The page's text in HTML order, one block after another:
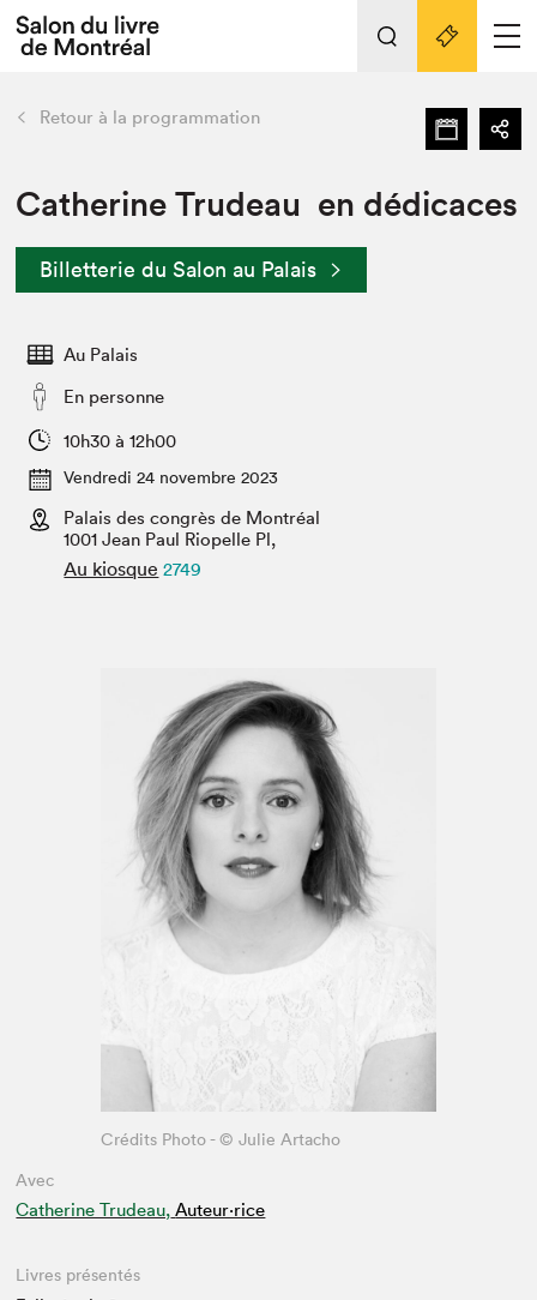
Espace exposant⋅e⋅s
Espace enseignant·e·s
Espace médias
L'événement
Préparer sa visite au Salon
Actualités
SLM PRO
retour Nos activités
Préparer sa visite
Salon dans la ville et en ligne
Projets partenaires
Liens pratiques
Retour à la programmation
Catherine Trudeau en dédicaces
Billetterie du Salon au Palais
Au Palais
En personne
10h30 à 12h00
Vendredi 24 novembre 2023
Palais des congrès de Montréal
1001 Jean Paul Riopelle Pl,
Au kiosque 2749
Avec
Catherine Trudeau, Auteur·rice
Crédits Photo - © Julie Artacho
Livres présentés